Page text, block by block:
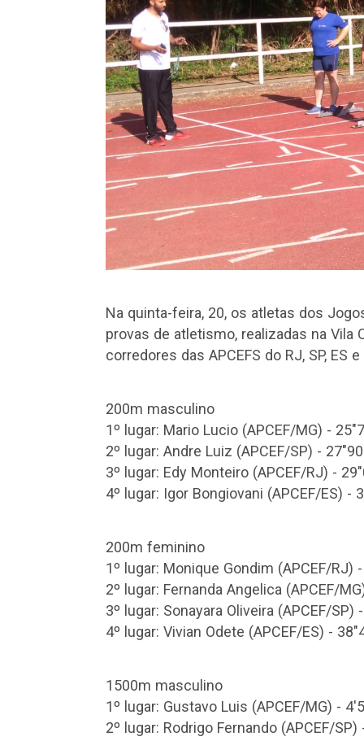
Na quinta-feira, 20, os atletas dos
provas de atletismo, realizadas na Vila
corredores das APCEFS do RJ, SP, ES e
200m masculino
1º lugar: Mario Lucio (APCEF/MG) -
2º lugar: Andre Luiz (APCEF/SP) - 27"90
3º lugar: Edy Monteiro (APCEF/RJ) -
4º lugar: Igor Bongiovani (APCEF/ES) -
200m feminino
1º lugar: Monique Gondim (APCEF/RJ)
2º lugar: Fernanda Angelica (APCEF/
3º lugar: Sonayara Oliveira (APCEF/SP)
4º lugar: Vivian Odete (APCEF/ES) -
1500m masculino
1º lugar: Gustavo Luis (APCEF/MG) -
2º lugar: Rodrigo Fernando (APCEF/SP)